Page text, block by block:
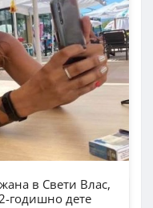
в Свети Влас,
годишно дете